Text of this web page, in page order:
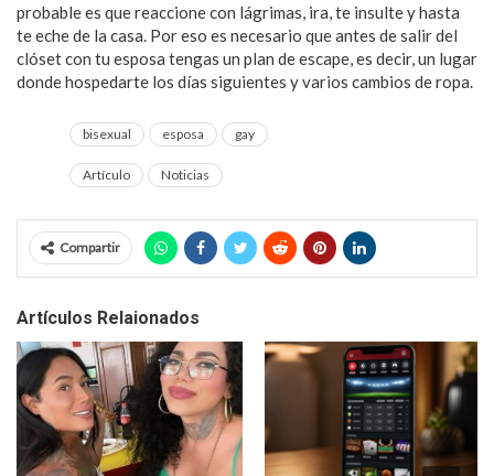
probable es que reaccione con lágrimas, ira, te insulte y hasta
te eche de la casa. Por eso es necesario que antes de salir del
clóset con tu esposa tengas un plan de escape, es decir, un lugar
donde hospedarte los días siguientes y varios cambios de ropa.
bisexual esposa gay
Artículo Noticias
Compartir
Artículos Relaionados